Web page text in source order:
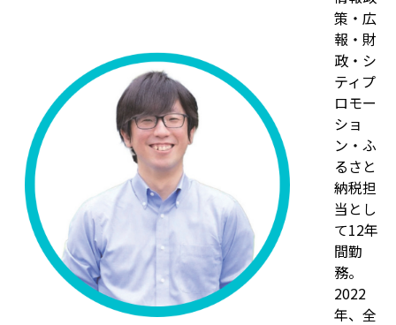
策・広
報・財
政・シ
ティプ
ロモー
ショ
ン・ふ
るさと
納税担
当とし
て12年
間勤
務。
2022
年、全